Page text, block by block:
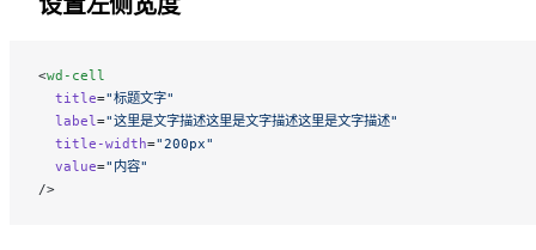
<wd-cell
  title
="标题文字"
  label
="这里是文字描述这里是文字描述这里是文字描述"
  title-width
="200px"
  value
="内容"
/>